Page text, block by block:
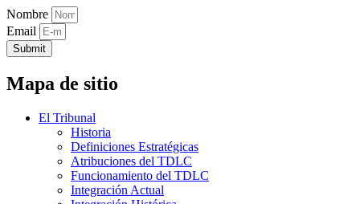
Nombre
Email
Submit
Mapa de sitio
El Tribunal
Historia
Definiciones Estratégicas
Atribuciones del TDLC
Funcionamiento del TDLC
Integración Actual